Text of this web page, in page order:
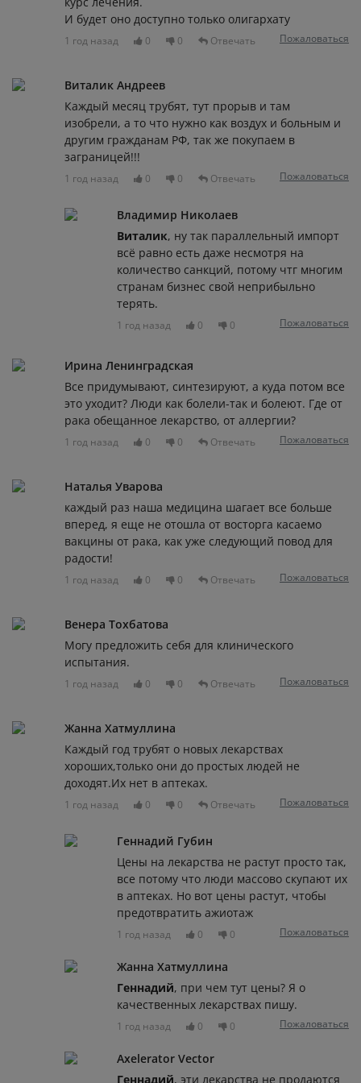
И будет оно доступно только олигархату
1 год назад 0 0 Отвечать Пожаловаться
Виталик Андреев
Каждый месяц трубят, тут прорыв и там
изобрели, а то что нужно как воздух и больным и
другим гражданам РФ, так же покупаем в
заграницей!!!
1 год назад 0 0 Отвечать Пожаловаться
Владимир Николаев
Виталик, ну так параллельный импорт
всё равно есть даже несмотря на
количество санкций, потому чтг многим
странам бизнес свой неприбыльно
терять.
1 год назад 0 0 Пожаловаться
Ирина Ленинградская
Все придумывают, синтезируют, а куда потом все
это уходит? Люди как болели-так и болеют. Где от
рака обещанное лекарство, от аллергии?
1 год назад 0 0 Отвечать Пожаловаться
Наталья Уварова
каждый раз наша медицина шагает все больше
вперед, я еще не отошла от восторга касаемо
вакцины от рака, как уже следующий повод для
радости!
1 год назад 0 0 Отвечать Пожаловаться
Венера Тохбатова
Могу предложить себя для клинического
испытания.
1 год назад 0 0 Отвечать Пожаловаться
Жанна Хатмуллина
Каждый год трубят о новых лекарствах
хороших,только они до простых людей не
доходят.Их нет в аптеках.
1 год назад 0 0 Отвечать Пожаловаться
Геннадий Губин
Цены на лекарства не растут просто так,
все потому что люди массово скупают их
в аптеках. Но вот цены растут, чтобы
предотвратить ажиотаж
1 год назад 0 0 Пожаловаться
Жанна Хатмуллина
Геннадий, при чем тут цены? Я о
качественных лекарствах пишу.
1 год назад 0 0 Пожаловаться
Axelerator Vector
Геннадий, эти лекарства не продаются